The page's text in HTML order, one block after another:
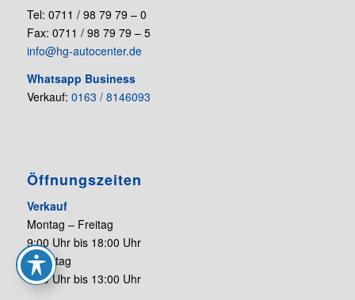
Tel: 0711 / 98 79 79 – 0
Fax: 0711 / 98 79 79 – 5
info@hg-autocenter.de
Whatsapp Business
Verkauf: 0163 / 8146093
Öffnungszeiten
Verkauf
Montag – Freitag
9:00 Uhr bis 18:00 Uhr
Samstag
9:00 Uhr bis 13:00 Uhr